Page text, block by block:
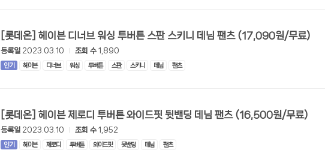
[롯데온] 헤이븐 디너브 워싱 투버튼 스판 스키니 데님 팬츠 (17,090원/무료)
등록일 2023.03.10 조회 수1,890
인기 헤이븐 디너브 워싱 투버튼 스판 스키니 데님 팬츠
[롯데온] 헤이븐 제로디 투버튼 와이드핏 뒷밴딩 데님 팬츠 (16,500원/무료)
등록일 2023.03.10 조회 수1,952
인기 헤이븐 제로디 투버튼 와이드핏 뒷밴딩 데님 팬츠